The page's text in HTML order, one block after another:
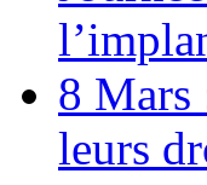
8 Mars
leurs